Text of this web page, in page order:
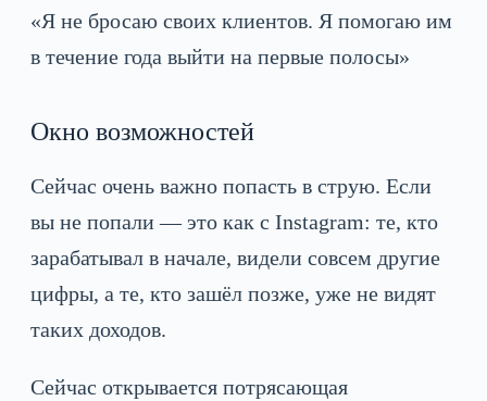
«Я не бросаю своих клиентов. Я помогаю им
в течение года выйти на первые полосы»
Окно возможностей
Сейчас очень важно попасть в струю. Если
вы не попали — это как с Instagram: те, кто
зарабатывал в начале, видели совсем другие
цифры, а те, кто зашёл позже, уже не видят
таких доходов.
Сейчас открывается потрясающая